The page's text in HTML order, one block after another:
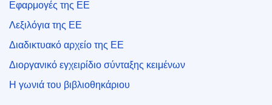
Εφαρμογές της ΕΕ
Λεξιλόγια της ΕΕ
Διαδικτυακό αρχείο της ΕΕ
Διοργανικό εγχειρίδιο σύνταξης κειμένων
Η γωνιά του βιβλιοθηκάριου